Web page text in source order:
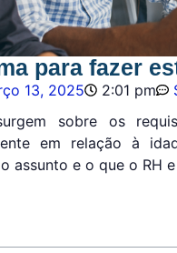
para fazer
13, 2025 2:01 pm
sobre os
em relação à
assunto e o que o RH